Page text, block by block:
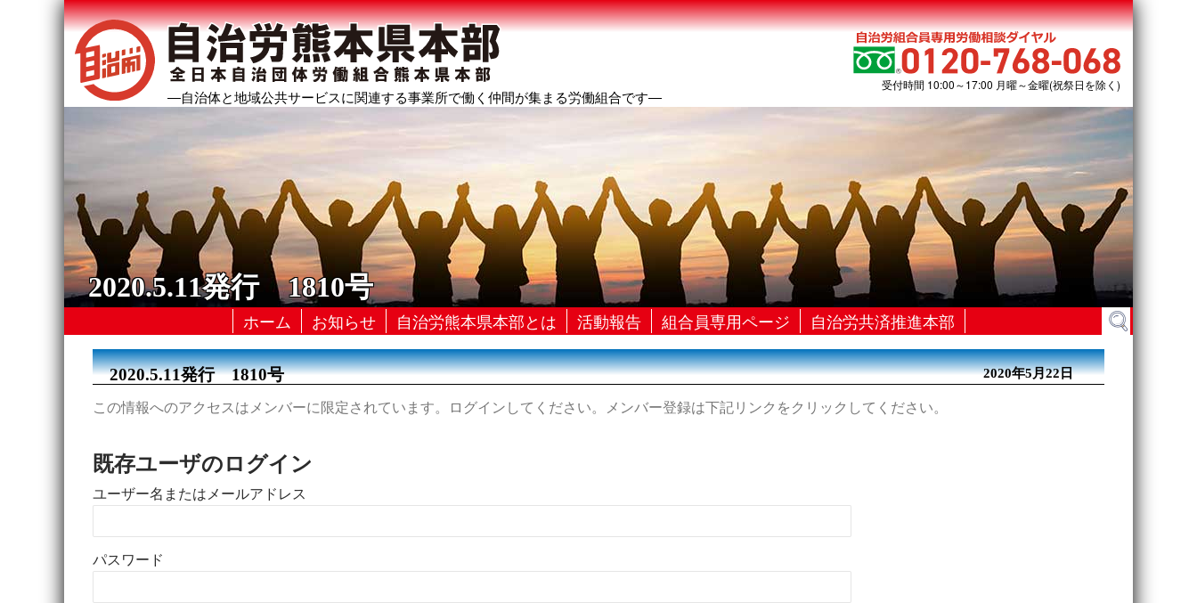
―自治体と地域公共サービスに関連する事業所で働く仲間が集まる労働組合です―
受付時間 10:00～17:00 月曜～金曜(祝祭日を除く)
2020.5.11発行 1810号
ホーム お知らせ 自治労熊本県本部とは 活動報告 組合員専用ページ 自治労共済推進本部
検
索:
2020.5.11発行 1810号 2020年5月22日
この情報へのアクセスはメンバーに限定されています。ログインしてください。メンバー登録は下記リンクをクリックしてください。
既存ユーザのログイン
ユーザー名またはメールアドレス
パスワード